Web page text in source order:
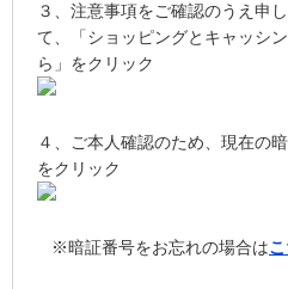
３、注意事項をご確認のうえ申
て、「ショッピングとキャッシ
ら」をクリック
４、ご本人確認のため、現在の
をクリック
※暗証番号をお忘れの場合は